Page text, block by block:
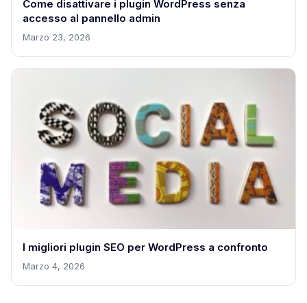
Come disattivare i plugin WordPress senza
accesso al pannello admin
Marzo 23, 2026
I migliori plugin SEO per WordPress a confronto
Marzo 4, 2026